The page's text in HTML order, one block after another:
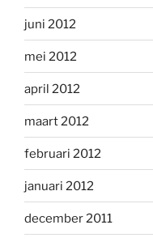
juni 2012
mei 2012
april 2012
maart 2012
februari 2012
januari 2012
december 2011